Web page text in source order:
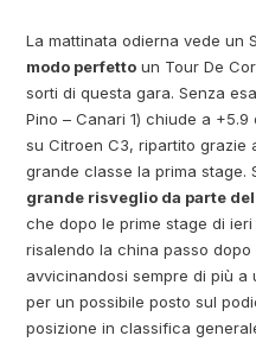
La mattinata odierna vede un
modo perfetto un Tour De
sorti di questa gara. Senza
Pino – Canari 1) chiude a
su Citroen C3, ripartito grazie
grande classe la prima stage.
grande risveglio da parte
che dopo le prime stage di
risalendo la china passo
avvicinandosi sempre di più a
per un possibile posto sul
posizione in classifica